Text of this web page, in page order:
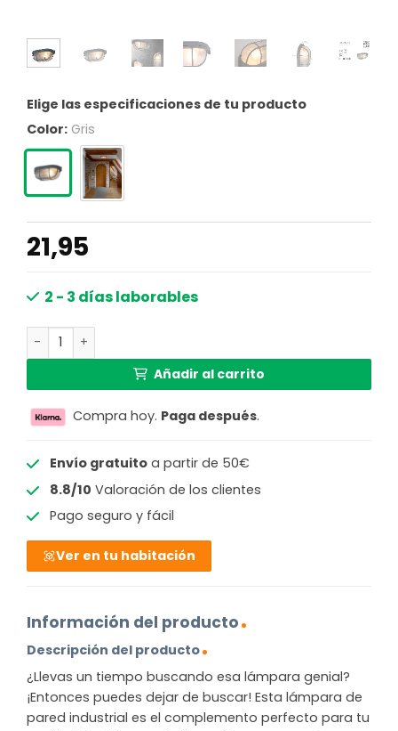
Elige las especificaciones de tu producto
Color: Gris
21,95
2 - 3 días laborables
Aplique marinero gris Mexlite Lica cantidad
Añadir al carrito
Compra hoy. Paga después.
Envío gratuitoa partir de 50€
8.8/10 Valoración de los clientes
Pago seguro y fácil
Ver en tu habitación
Información del producto
Descripción del producto
¿Llevas un tiempo buscando esa lámpara genial?
¡Entonces puedes dejar de buscar! Esta lámpara de
pared industrial es el complemento perfecto para tu